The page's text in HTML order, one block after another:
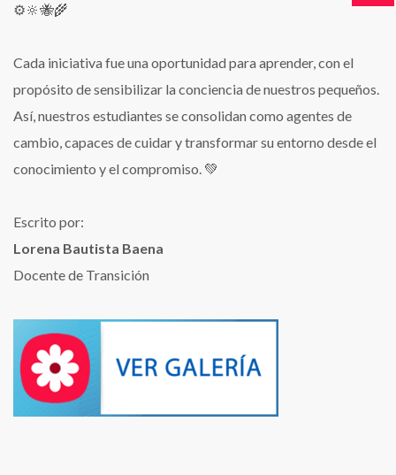
⚙️🔆🐝🌾
Cada iniciativa fue una oportunidad para aprender, con el
propósito de sensibilizar la conciencia de nuestros pequeños.
Así, nuestros estudiantes se consolidan como agentes de
cambio, capaces de cuidar y transformar su entorno desde el
conocimiento y el compromiso. 💚
Escrito por:
Lorena Bautista Baena
Docente de Transición